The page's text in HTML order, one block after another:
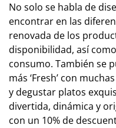
No solo se habla de
encontrar en las
renovada de los
disponibilidad, así
consumo. También se
más ‘Fresh’ con
y degustar platos
divertida, dinámica y
con un 10% de